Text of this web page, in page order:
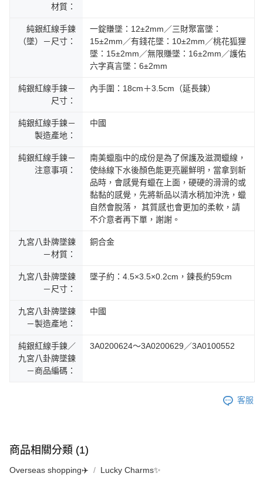
材質：
純銀紅線手鍊
（墜）－尺寸：
一錠賺墜：12±2mm／三財聚富墜：
15±2mm／有錢花墜：10±2mm／桃花狐狸
墜：15±2mm／無限賺墜：16±2mm／護佑
六字真言墜：6±2mm
純銀紅線手鍊－
尺寸：
內手圍：18cm＋3.5cm（延長鍊）
純銀紅線手鍊－
製造產地：
中國
純銀紅線手鍊－
注意事項：
南美蠟脂中的成份是為了保護及滋潤蠟線，
使絲線下水後顏色能更亮麗鮮明，當拿到新
品時，會感覺有蠟在上面，硬硬的滑滑的或
黏黏的感覺，先將新品以清水稍加沖洗，蠟
自然會脫落， 其質感也會更加的柔軟，請
不介意者再下單，謝謝。
九宮八卦牌墜鍊
－材質：
銅合金
九宮八卦牌墜鍊
－尺寸：
墜子約：4.5×3.5×0.2cm，鍊長約59cm
九宮八卦牌墜鍊
－製造產地：
中國
純銀紅線手鍊／
九宮八卦牌墜鍊
－商品編碼：
3A0200624～3A0200629／3A0100552
客服
商品相關分類 (1)
Overseas shopping✈️ Lucky Charms✨